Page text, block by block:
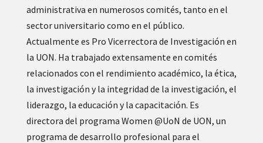
administrativa en numerosos comités, tanto en el
sector universitario como en el público.
Actualmente es Pro Vicerrectora de Investigación en
la UON. Ha trabajado extensamente en comités
relacionados con el rendimiento académico, la ética,
la investigación y la integridad de la investigación, el
liderazgo, la educación y la capacitación. Es
directora del programa Women @UoN de UON, un
programa de desarrollo profesional para el